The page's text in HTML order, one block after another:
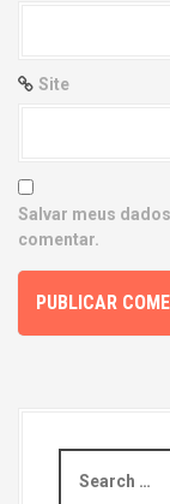
Site
Salvar meus
comentar.